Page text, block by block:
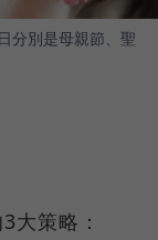
分別是母親節、聖
大策略：